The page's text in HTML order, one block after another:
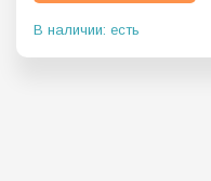
В наличии: есть